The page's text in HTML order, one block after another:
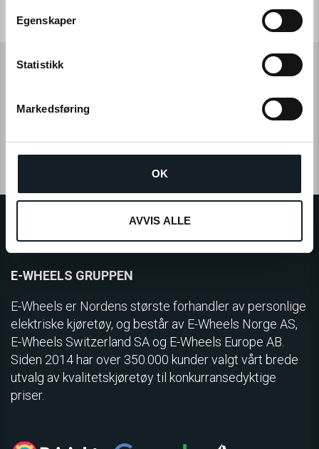
Egenskaper
Statistikk
Markedsføring
OK
AVVIS ALLE
Prismatch
E-WHEELS GRUPPEN
E-Wheels er Nordens største forhandler av personlige
elektriske kjøretøy, og består av E-Wheels Norge AS,
E­-Wheels Switzerland SA og E-Wheels Europe AB.
Siden 2014 har over 350.000 kunder valgt vårt brede
utvalg av kvalitetskjøretøy til konkurransedyktige
priser.